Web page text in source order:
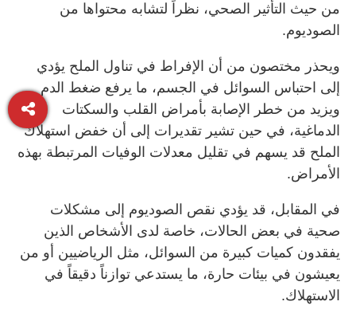
من حيث التأثير الصحي، نظراً لتشابه محتواها من
الصوديوم.
ويحذر مختصون من أن الإفراط في تناول الملح يؤدي
إلى احتباس السوائل في الجسم، ما يرفع ضغط الدم
ويزيد من خطر الإصابة بأمراض القلب والسكتات
الدماغية، في حين تشير تقديرات إلى أن خفض استهلاك
الملح قد يسهم في تقليل معدلات الوفيات المرتبطة بهذه
الأمراض.
في المقابل، قد يؤدي نقص الصوديوم إلى مشكلات
صحية في بعض الحالات، خاصة لدى الأشخاص الذين
يفقدون كميات كبيرة من السوائل، مثل الرياضيين أو من
يعيشون في بيئات حارة، ما يستدعي توازناً دقيقاً في
الاستهلاك.